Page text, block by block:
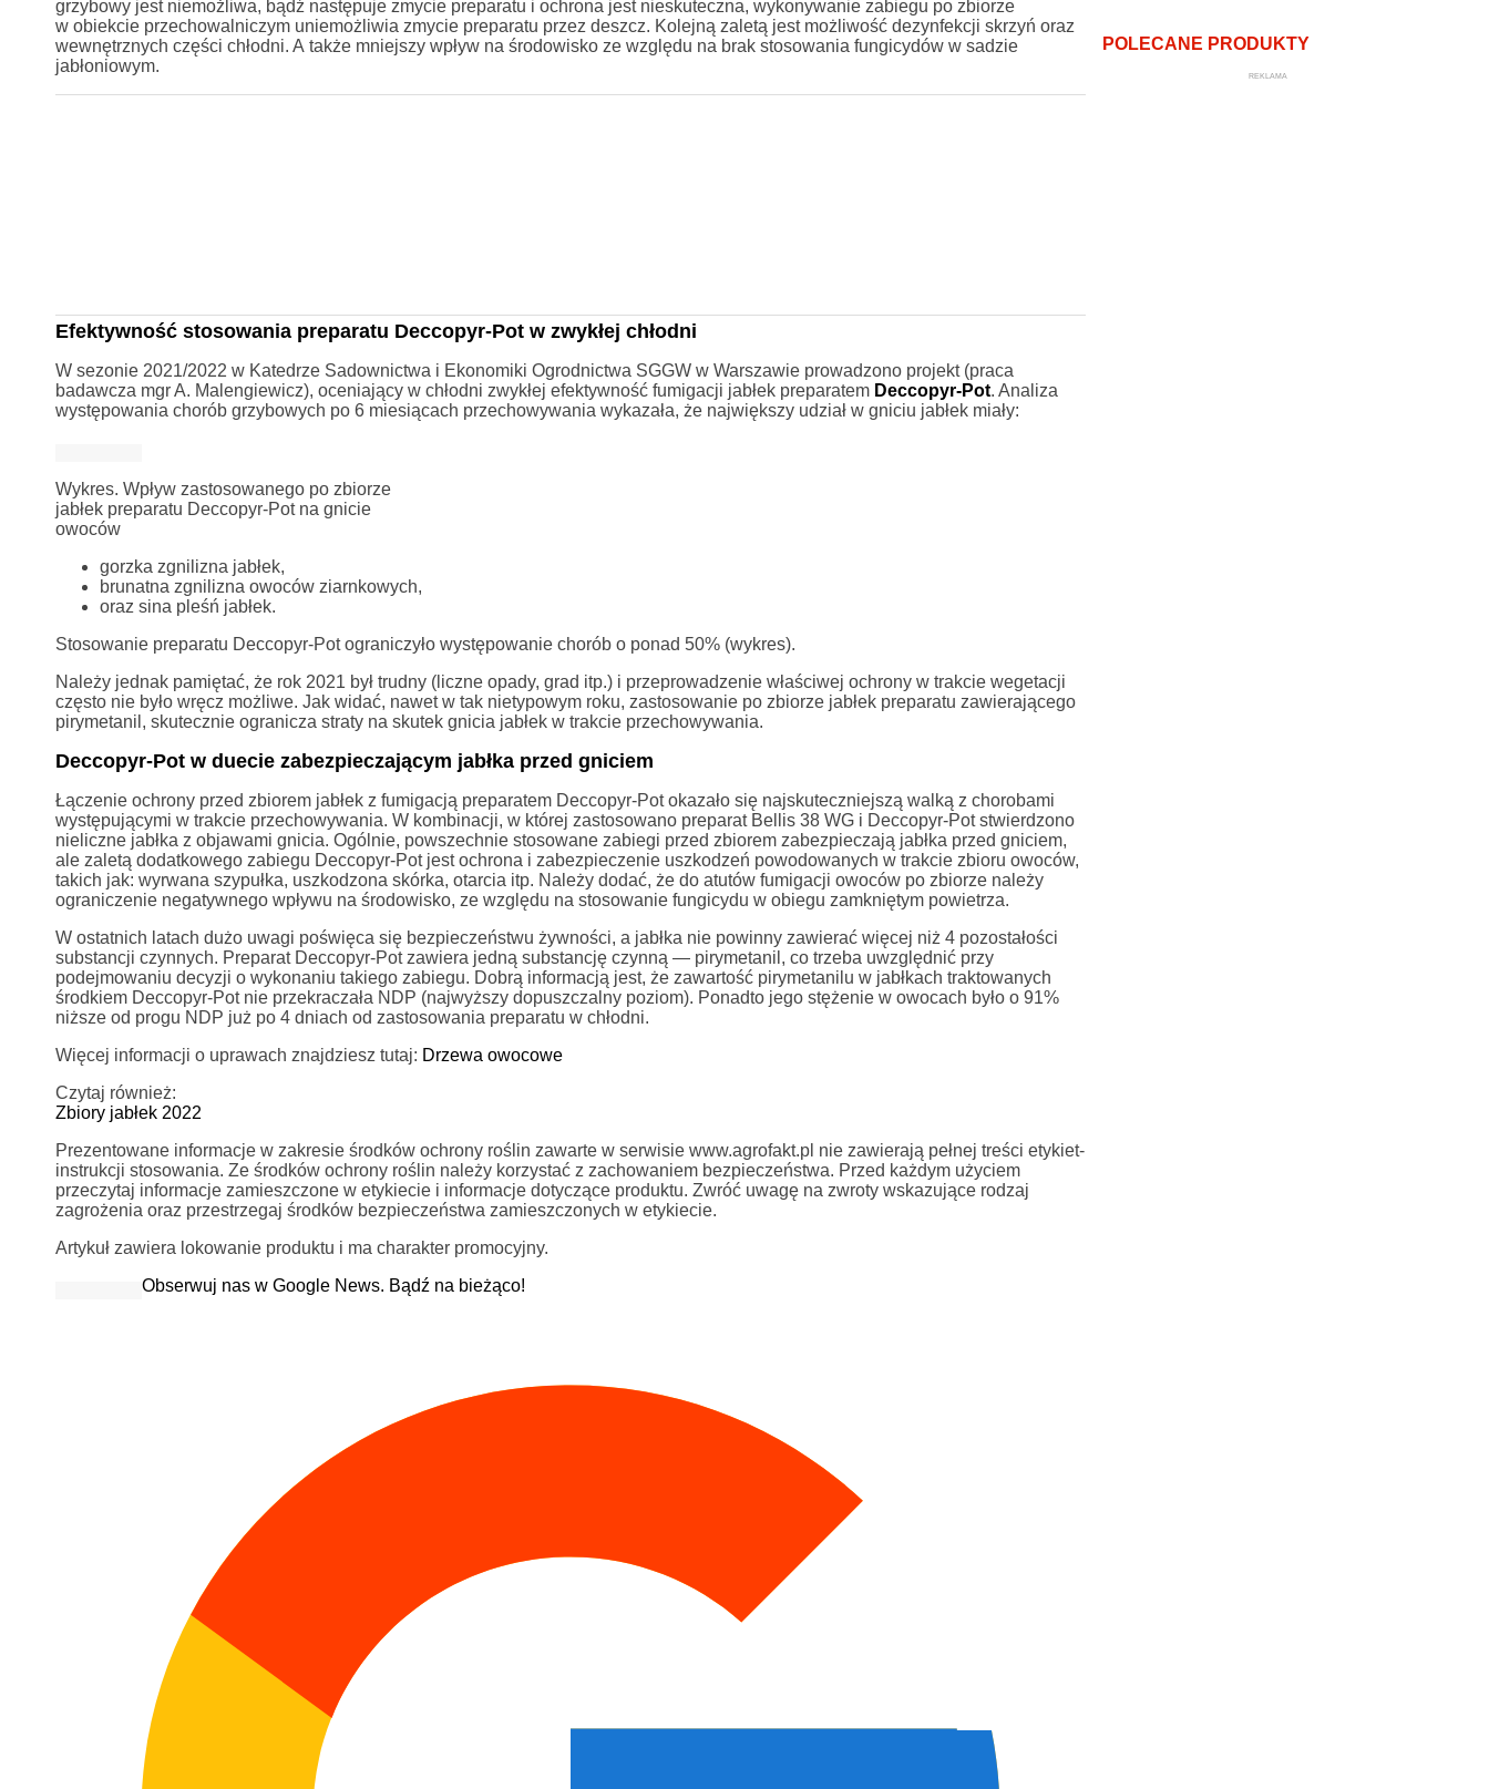
grzybowy jest niemożliwa, bądź następuje zmycie preparatu i ochrona jest nieskuteczna, wykonywanie zabiegu po zbiorze
w obiekcie przechowalniczym uniemożliwia zmycie preparatu przez deszcz. Kolejną zaletą jest możliwość dezynfekcji skrzyń oraz
wewnętrznych części chłodni. A także mniejszy wpływ na środowisko ze względu na brak stosowania fungicydów w sadzie
jabłoniowym.
Efektywność stosowania preparatu Deccopyr-Pot w zwykłej chłodni
W sezonie 2021/2022 w Katedrze Sadownictwa i Ekonomiki Ogrodnictwa SGGW w Warszawie prowadzono projekt (praca
badawcza mgr A. Malengiewicz), oceniający w chłodni zwykłej efektywność fumigacji jabłek preparatem Deccopyr-Pot. Analiza
występowania chorób grzybowych po 6 miesiącach przechowywania wykazała, że największy udział w gniciu jabłek miały:
Wykres. Wpływ zastosowanego po zbiorze
jabłek preparatu Deccopyr-Pot na gnicie
owoców
gorzka zgnilizna jabłek,
brunatna zgnilizna owoców ziarnkowych,
oraz sina pleśń jabłek.
Stosowanie preparatu Deccopyr-Pot ograniczyło występowanie chorób o ponad 50% (wykres).
Należy jednak pamiętać, że rok 2021 był trudny (liczne opady, grad itp.) i przeprowadzenie właściwej ochrony w trakcie wegetacji
często nie było wręcz możliwe. Jak widać, nawet w tak nietypowym roku, zastosowanie po zbiorze jabłek preparatu zawierającego
pirymetanil, skutecznie ogranicza straty na skutek gnicia jabłek w trakcie przechowywania.
Deccopyr-Pot w duecie zabezpieczającym jabłka przed gniciem
Łączenie ochrony przed zbiorem jabłek z fumigacją preparatem Deccopyr-Pot okazało się najskuteczniejszą walką z chorobami
występującymi w trakcie przechowywania. W kombinacji, w której zastosowano preparat Bellis 38 WG i Deccopyr-Pot stwierdzono
nieliczne jabłka z objawami gnicia. Ogólnie, powszechnie stosowane zabiegi przed zbiorem zabezpieczają jabłka przed gniciem,
ale zaletą dodatkowego zabiegu Deccopyr-Pot jest ochrona i zabezpieczenie uszkodzeń powodowanych w trakcie zbioru owoców,
takich jak: wyrwana szypułka, uszkodzona skórka, otarcia itp. Należy dodać, że do atutów fumigacji owoców po zbiorze należy
ograniczenie negatywnego wpływu na środowisko, ze względu na stosowanie fungicydu w obiegu zamkniętym powietrza.
W ostatnich latach dużo uwagi poświęca się bezpieczeństwu żywności, a jabłka nie powinny zawierać więcej niż 4 pozostałości
substancji czynnych. Preparat Deccopyr-Pot zawiera jedną substancję czynną — pirymetanil, co trzeba uwzględnić przy
podejmowaniu decyzji o wykonaniu takiego zabiegu. Dobrą informacją jest, że zawartość pirymetanilu w jabłkach traktowanych
środkiem Deccopyr-Pot nie przekraczała NDP (najwyższy dopuszczalny poziom). Ponadto jego stężenie w owocach było o 91%
niższe od progu NDP już po 4 dniach od zastosowania preparatu w chłodni.
Więcej informacji o uprawach znajdziesz tutaj: Drzewa owocowe
Czytaj również:
Zbiory jabłek 2022
Prezentowane informacje w zakresie środków ochrony roślin zawarte w serwisie www.agrofakt.pl nie zawierają pełnej treści etykiet-
instrukcji stosowania. Ze środków ochrony roślin należy korzystać z zachowaniem bezpieczeństwa. Przed każdym użyciem
przeczytaj informacje zamieszczone w etykiecie i informacje dotyczące produktu. Zwróć uwagę na zwroty wskazujące rodzaj
zagrożenia oraz przestrzegaj środków bezpieczeństwa zamieszczonych w etykiecie.
Artykuł zawiera lokowanie produktu i ma charakter promocyjny.
Obserwuj nas w Google News. Bądź na bieżąco!
POLECANE PRODUKTY
REKLAMA